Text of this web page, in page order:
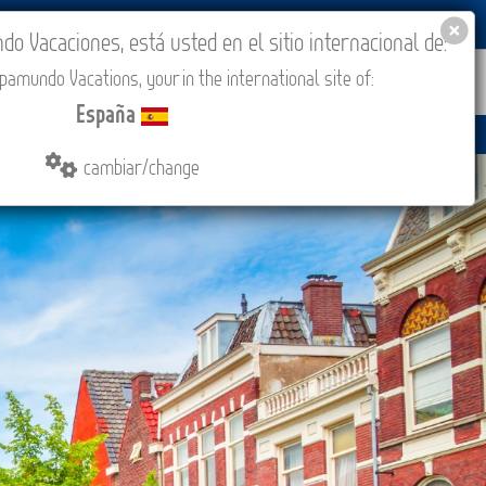
COMPRAR CONTACTO MÁS
Vacaciones, está usted en el sitio internacional de:
Vacations, your in the international site of:
España
cambiar/change